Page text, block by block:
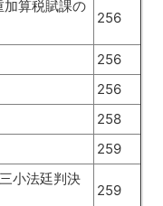
算税賦課の
256
256
256
258
259
小法廷判決
259